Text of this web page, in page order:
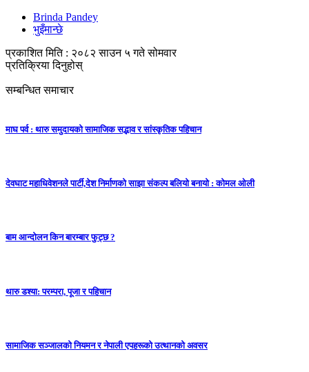
Brinda Pandey
भुइँमान्छे
प्रकाशित मिति : २०८२ साउन ५ गते सोमवार
प्रतिक्रिया दिनुहोस्
सम्बन्धित समाचार
माघ पर्व : थारु समुदायको सामाजिक सद्भाव र सांस्कृतिक पहिचान
देवघाट महाधिवेशनले पार्टी,देश निर्माणको साझा संकल्प बलियो बनायो : कोमल ओली
बाम आन्दाेलन किन बारम्बार फुट्छ ?
थारु डश्या: परम्परा, पूजा र पहिचान
सामाजिक सञ्जालको नियमन र नेपाली एपहरूको उत्थानको अवसर